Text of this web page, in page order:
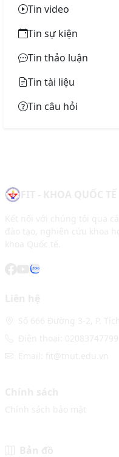
Tin video
Tin sự kiện
Tin thảo luận
Tin tài liệu
Tin câu hỏi